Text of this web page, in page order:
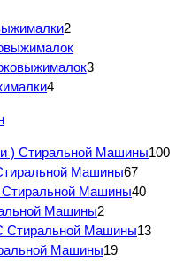
2
3
4
) Стиральной Машины100
Машины67
Стиральной Машины40
Машины2
Стиральной Машины13
Машины19